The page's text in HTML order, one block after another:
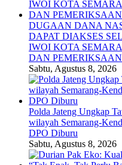
DUGAAN DANA
DAPAT DIAKSES
IWOI KOTA
DAN
Sabtu, Agustus 8, 2026
Polda Jateng Ungkap
wilayah Semarang-
DPO Diburu
Sabtu, Agustus 8, 2026